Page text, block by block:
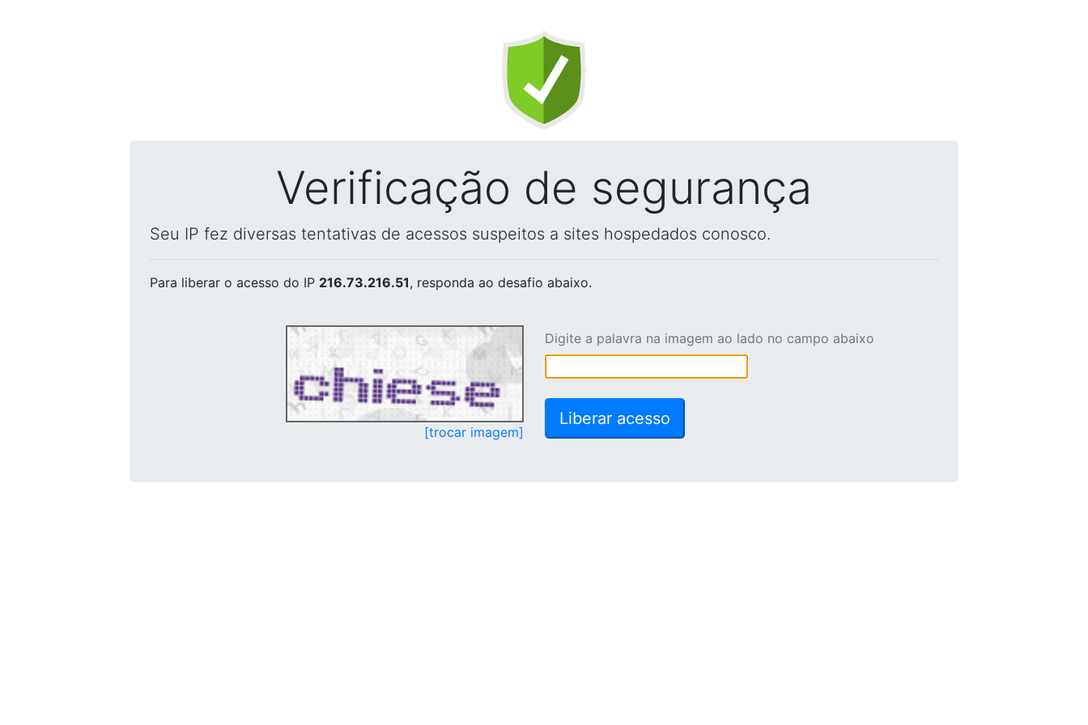
Verificação de segurança
Seu IP fez diversas tentativas de acessos suspeitos a sites hospedados conosco.
Para liberar o acesso do IP 216.73.216.51, responda ao desafio abaixo.
[trocar imagem]
Digite a palavra na imagem ao lado no campo abaixo